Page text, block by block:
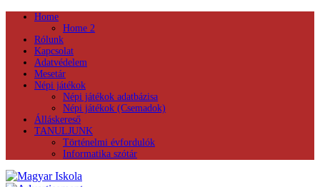
Home
Home 2
Rólunk
Kapcsolat
Adatvédelem
Mesetár
Népi játékok
Népi játékok adatbázisa
Népi játékok (Csemadok)
Álláskereső
TANULJUNK
Történelmi évfordulók
Informatika szótár